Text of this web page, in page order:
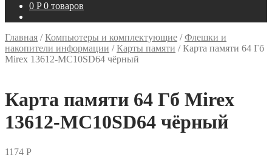
0 P 0 товаров
Главная /Компьютеры и комплектующие /Флешки и
накопители информации /Карты памяти /Карта памяти 64 Гб
Mirex 13612-MC10SD64 чёрный
Карта памяти 64 Гб Mirex
13612-MC10SD64 чёрный
1174 P